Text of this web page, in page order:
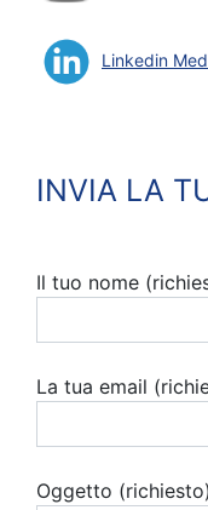
Linkedin
INVIA LA
Il tuo nome
La tua email
Oggetto (richiesto)